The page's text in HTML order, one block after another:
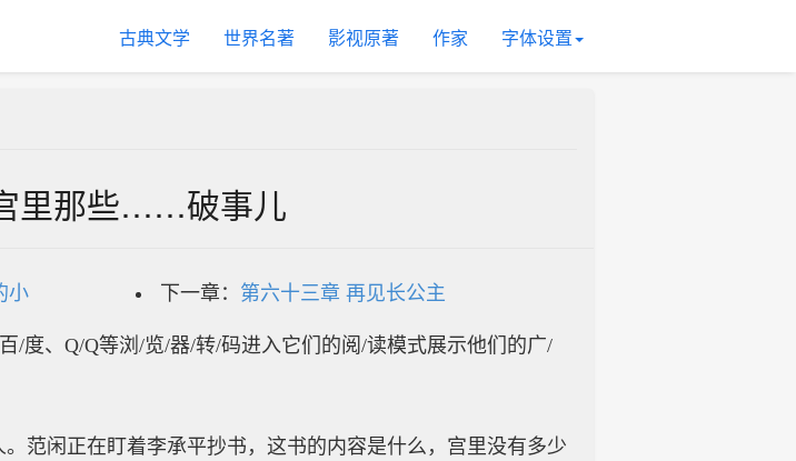
古典文学 世界名著 影视原著 作家 字体设置
里那些……破事儿
小 下一章： 第六十三章 再见长公主
/度、Q/Q等浏/览/器/转/码进入它们的阅/读模式展示他们的广/
范闲正在盯着李承平抄书，这书的内容是什么，宫里没有多少